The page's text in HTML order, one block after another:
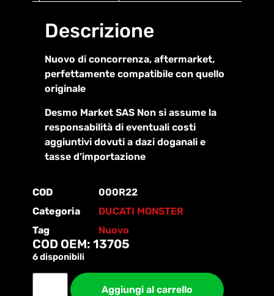
Descrizione
Nuovo di concorrenza, aftermarket,
perfettamente compatibile con quello
originale
Desmo Market SAS Non si assume la
responsabilità di eventuali costi
aggiuntivi dovuti a dazi doganali e
tasse d’importazione
COD
000R22
Categoria
DUCATI MONSTER
Tag
Nuovo
COD OEM: 13705
6 disponibili
Aggiungi al carrello